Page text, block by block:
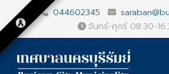
044602345
จันทร์-ศุกร์ 08.30-